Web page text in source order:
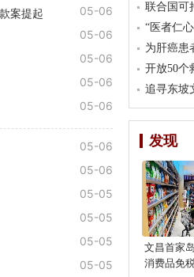
案提起
05-06
05-06
05-06
05-06
05-06
05-06
05-06
05-05
05-05
05-05
05-05
联合国可
“医者仁
为肝癌患
开放50个
追寻东
发现
文昌首家
消费品免